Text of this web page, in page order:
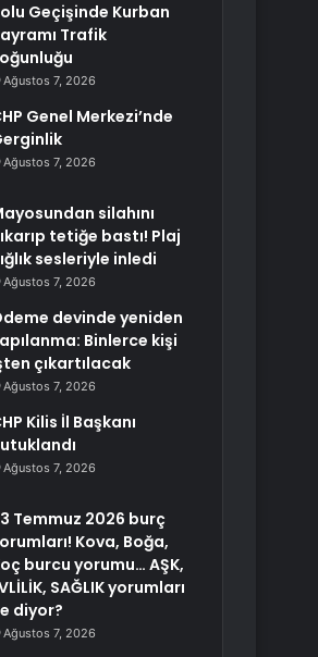
Geçişinde Kurban
Trafik
Ağustos 7, 2026
Genel Merkezi’nde
Ağustos 7, 2026
silahını
tetiğe bastı! Plaj
sesleriyle inledi
Ağustos 7, 2026
devinde yeniden
Binlerce kişi
çıkartılacak
Ağustos 7, 2026
Kilis İl Başkanı
Ağustos 7, 2026
Temmuz 2026 burç
Kova, Boğa,
burcu yorumu… AŞK,
SAĞLIK yorumları
diyor?
Ağustos 7, 2026